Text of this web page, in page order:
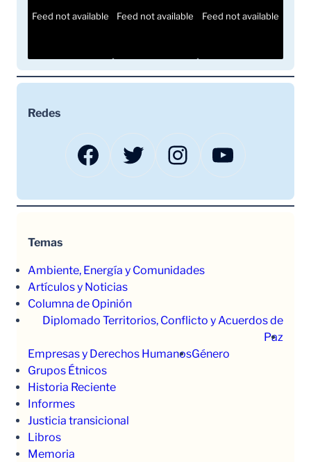
Feed not available Feed not available Feed not available
Redes
Facebook Twitter Instagram YouTube
Temas
Ambiente, Energía y Comunidades
Artículos y Noticias
Columna de Opinión
Diplomado Territorios, Conflicto y Acuerdos de
Paz
Empresas y Derechos HumanosGénero
Grupos Étnicos
Historia Reciente
Informes
Justicia transicional
Libros
Memoria